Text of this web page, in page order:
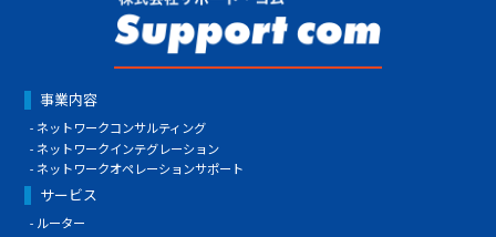
事業内容
ネットワークコンサルティング
ネットワークインテグレーション
ネットワークオペレーションサポート
サービス
ルーター